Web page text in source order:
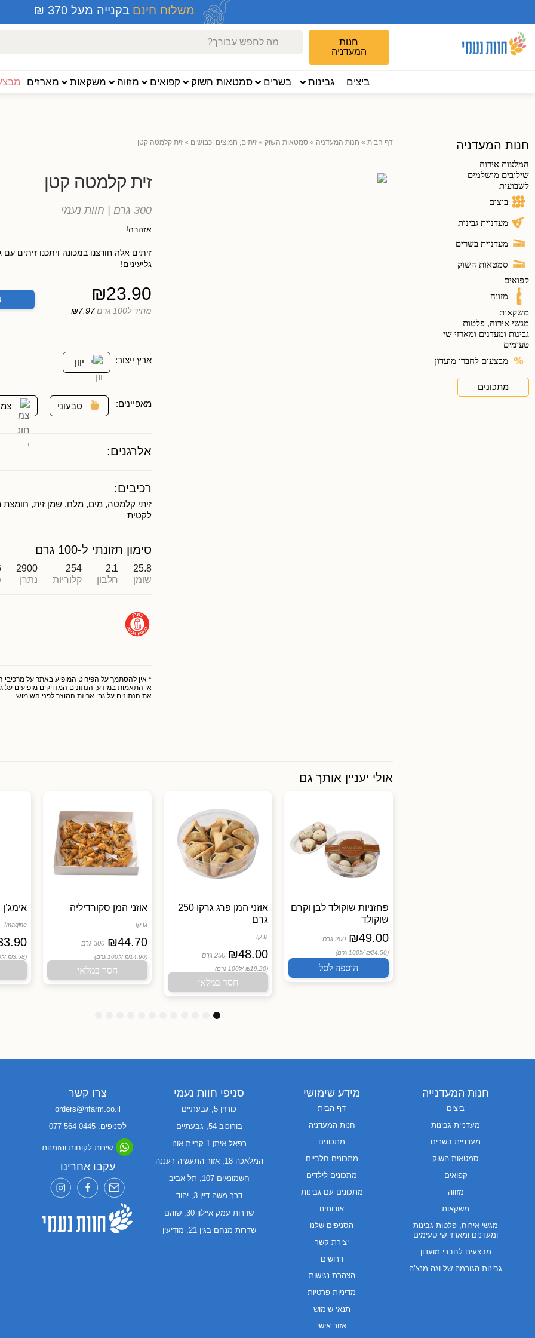
משלוח חינם בקנייה מעל 370 ₪
חנות
המעדניה
ביצים גבינות בשרים סמטאות השוק קפואים מזווה משקאות מארזים
חנות המעדניה
המלצות אירוח
שילובים מושלמים
לשבועות
ביצים
מעדניית גבינות
מעדניית בשרים
סמטאות השוק
קפואים
מזווה
משקאות
מגשי אירוח, פלטות
גבינות ומעדנים ומארזי שי
טעימים
מבצעים לחברי מועדון
מתכונים
דף הבית » חנות המעדניה » סמטאות השוק »זיתים, חמוצים וכבושים »זית קלמטה קטן
זית קלמטה קטן
300 גרם | חוות נעמי
אזהרה!
זיתים אלה חורצנו במכונה ויתכנו זיתים עם
גליעינים!
₪23.90
מחיר ל100 גרם ₪7.97
ארץ ייצור: יוון
מאפיינים: טבעוני
אלרגנים:
רכיבים:
זיתי קלמטה, מים, מלח, שמן זית,
לקטית
סימון תזונתי ל-100 גרם
25.8
שומן
2.1
חלבון
254
קלוריות
2900
נתרן
* אין להסתמך על הפירוט המופיע באתר על מרכיבי
אי התאמות במידע, הנתונים המדויקים מופיעים על
את הנתונים על גבי אריזת המוצר לפני השימוש.
אולי יעניין אותך גם
פחזניות שוקולד לבן וקרם
שוקולד
₪49.00 200 גרם
(₪24.50 / ל100 גרם)
הוספה לסל
אוזני המן פרג גרקו 250
גרם
גרקו
₪48.00 250 גרם
(₪19.20 / ל100 גרם)
חסר במלאי
אוזני המן סקורדיליה
גרקו
₪44.70 300 גרם
(₪14.90 / ל100 גרם)
חסר במלאי
Imagine
(₪3.58 / ל100 גרם)
חנות המעדנייה
ביצים
מעדניית גבינות
מעדניית בשרים
סמטאות השוק
קפואים
מזווה
משקאות
מגשי אירוח, פלטות גבינות
ומעדנים ומארזי שי טעימים
מבצעים לחברי מועדון
גבינות הגורמה של וגה מנצ’ה
מידע שימושי
דף הבית
חנות המעדניה
מתכונים
מתכונים חלביים
מתכונים לילדים
מתכונים עם גבינות
אודותינו
הסניפים שלנו
יצירת קשר
דרושים
הצהרת נגישות
מדיניות פרטיות
תנאי שימוש
אזור אישי
סניפי חוות נעמי
כורזין 5, גבעתיים
בורוכוב 54, גבעתיים
רפאל איתן 1 קריית אונו
המלאכה 18, אזור התעשיה רעננה
חשמונאים 107, תל אביב
דרך משה דיין 3, יהוד
שדרות עמק איילון 30, שוהם
שדרות מנחם בגין 21, מודיעין
צרו קשר
orders@nfarm.co.il
לסניפים: 077-564-0445
שירות לקוחות והזמנות
עקבו אחרינו